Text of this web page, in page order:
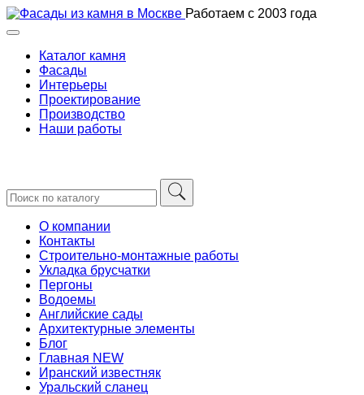
Skip
to
Работаем с 2003 года
Каталог камня
Фасады
Интерьеры
Проектирование
Производство
Наши работы
О компании
Контакты
Строительно-монтажные работы
Укладка брусчатки
Пергоны
Водоемы
Английские сады
Архитектурные элементы
Блог
Главная NEW
Иранский известняк
Уральский сланец